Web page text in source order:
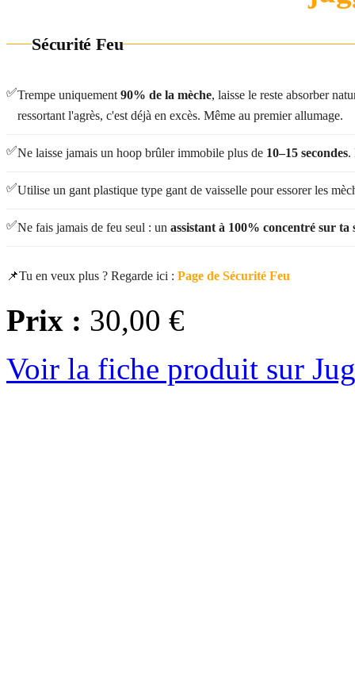
Sécurité Feu
✅Trempe uniquement 90% de la mèche, laisse le reste absorber
ressortant l'agrès, c'est déjà en excès. Même au premier allumage.
✅Ne laisse jamais un hoop brûler immobile plus de 10–15 secondes.
✅Utilise un gant plastique type gant de vaisselle pour essorer les
✅Ne fais jamais de feu seul : un assistant à 100% concentré sur ta
📌Tu en veux plus ? Regarde ici : Page de Sécurité Feu
Prix : 30,00 €
Voir la fiche produit sur